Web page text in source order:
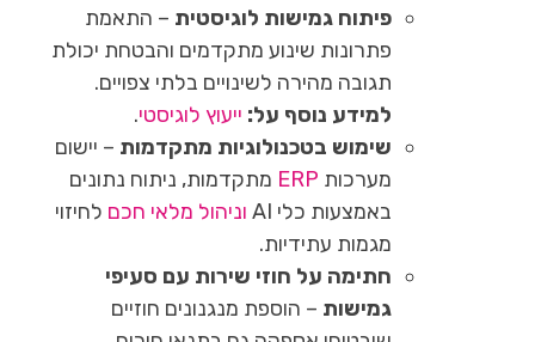
פיתוח גמישות לוגיסטית – התאמת
פתרונות שינוע מתקדמים והבטחת יכולת
תגובה מהירה לשינויים בלתי צפויים.
למידע נוסף על: ייעוץ לוגיסטי.
שימוש בטכנולוגיות מתקדמות – יישום
מערכות ERP מתקדמות, ניתוח נתונים
באמצעות כלי AI
וניהול מלאי חכם לחיזוי
מגמות עתידיות.
חתימה על חוזי שירות עם סעיפי
גמישות – הוספת מנגנונים חוזיים